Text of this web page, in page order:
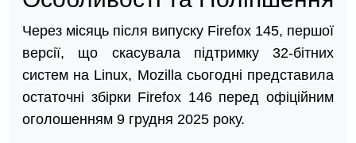
Через місяць після випуску Firefox 145, першої
версії, що скасувала підтримку 32-бітних
систем на Linux, Mozilla сьогодні представила
остаточні збірки Firefox 146 перед офіційним
оголошенням 9 грудня 2025 року.